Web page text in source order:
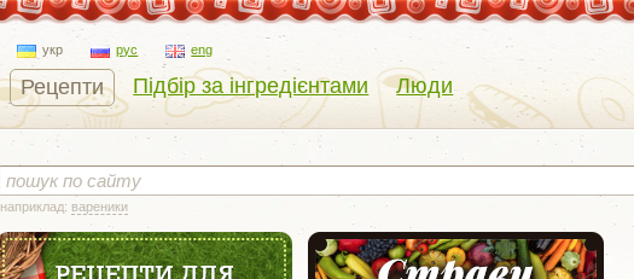
укр рус eng
Рецепти Підбір за інгредієнтами Люди
наприклад: вареники